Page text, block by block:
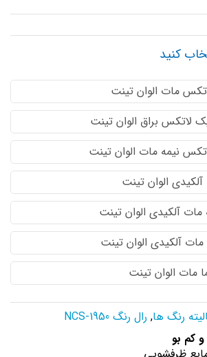
کنید
مات الوان تینت
لاتكس براق الوان تینت
نيمه مات الوان تینت
الوان تینت
آلکیدی الوان تینت
آلکیدی الوان تینت
مات الوان تینت
رنگ ها, رال رنگ NCS-1950
کم بو